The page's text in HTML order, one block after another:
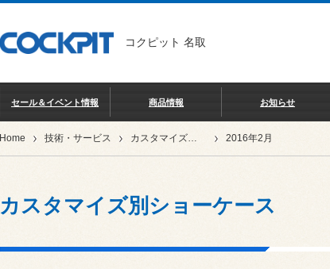
コクピット 名取
セール＆イベント情報 商品情報 お知らせ
Home 技術・サービス カスタマイズ別ショーケース 2016年2月
カスタマイズ別ショーケース